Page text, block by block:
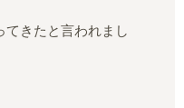
てきたと言われまし